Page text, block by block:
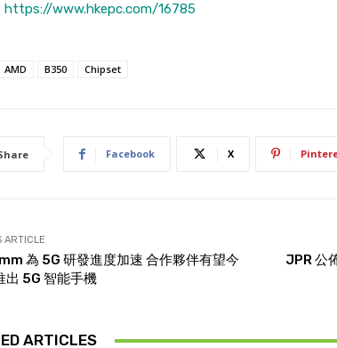
https://www.hkepc.com/16785
AMD B350 Chipset
Facebook X
ARTICLE
為 5G 研發進度加速 合作夥伴有望今
出 5G 智能手機
JPR 公
ARTICLES